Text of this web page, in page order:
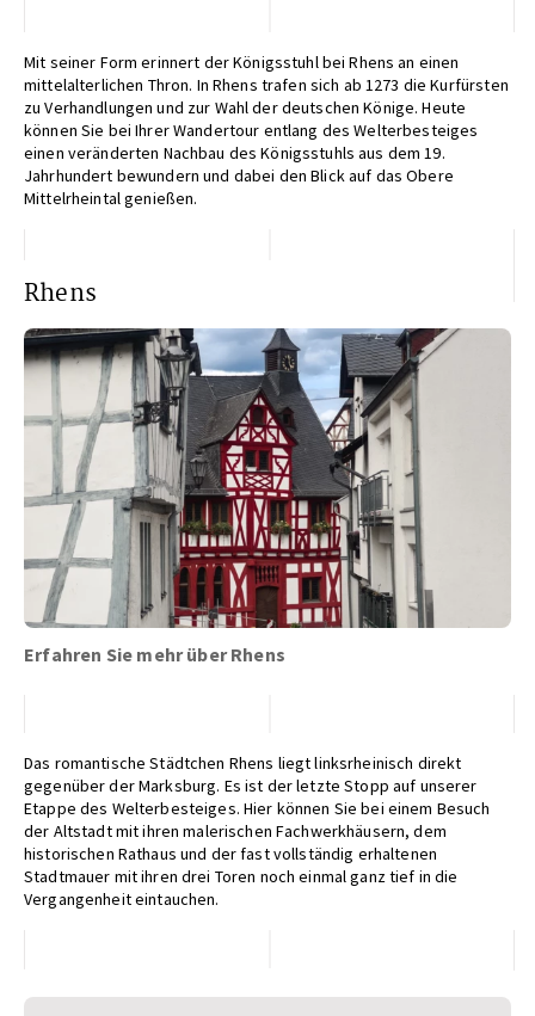
Mit seiner Form erinnert der Königsstuhl bei Rhens an einen
mittelalterlichen Thron. In Rhens trafen sich ab 1273 die Kurfürsten
zu Verhandlungen und zur Wahl der deutschen Könige. Heute
können Sie bei Ihrer Wandertour entlang des Welterbesteiges
einen veränderten Nachbau des Königsstuhls aus dem 19.
Jahrhundert bewundern und dabei den Blick auf das Obere
Mittelrheintal genießen.
Rhens
Erfahren Sie mehr über Rhens
Das romantische Städtchen Rhens liegt linksrheinisch direkt
gegenüber der Marksburg. Es ist der letzte Stopp auf unserer
Etappe des Welterbesteiges. Hier können Sie bei einem Besuch
der Altstadt mit ihren malerischen Fachwerkhäusern, dem
historischen Rathaus und der fast vollständig erhaltenen
Stadtmauer mit ihren drei Toren noch einmal ganz tief in die
Vergangenheit eintauchen.